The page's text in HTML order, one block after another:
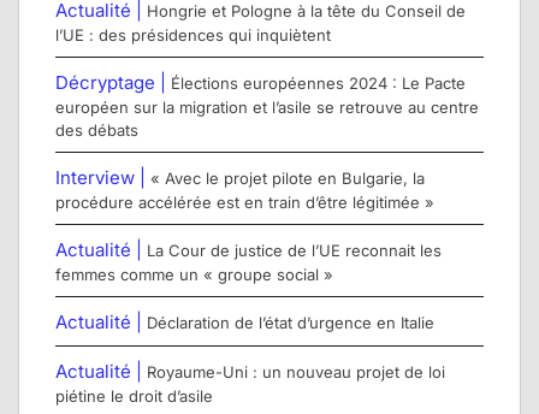
Actualité |
Hongrie et Pologne à la tête du Conseil de
l’UE : des présidences qui inquiètent
Décryptage |
Élections européennes 2024 : Le Pacte
européen sur la migration et l’asile se retrouve au centre
des débats
Interview |
« Avec le projet pilote en Bulgarie, la
procédure accélérée est en train d’être légitimée »
Actualité |
La Cour de justice de l’UE reconnait les
femmes comme un « groupe social »
Actualité | Déclaration de l’état d’urgence en Italie
Actualité |
Royaume-Uni : un nouveau projet de loi
piétine le droit d’asile